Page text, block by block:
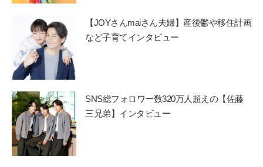
【JOYさんmaiさん夫婦】産後鬱や移住計画
など子育てインタビュー
SNS総フォロワー数320万人超えの【佐藤
三兄弟】インタビュー